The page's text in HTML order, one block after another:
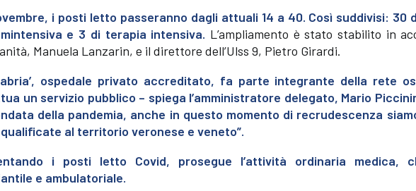
i posti letto passeranno dagli attuali 14 a 40. Così suddivisi: 30
e 3 di terapia intensiva. L’ampliamento è stato stabilito in
Manuela Lanzarin, e il direttore dell’Ulss 9, Pietro Girardi.
ospedale privato accreditato, fa parte integrante della rete
un servizio pubblico – spiega l’amministratore delegato, Mario
della pandemia, anche in questo momento di recrudescenza
al territorio veronese e veneto”.
i posti letto Covid, prosegue l’attività ordinaria medica,
e ambulatoriale.